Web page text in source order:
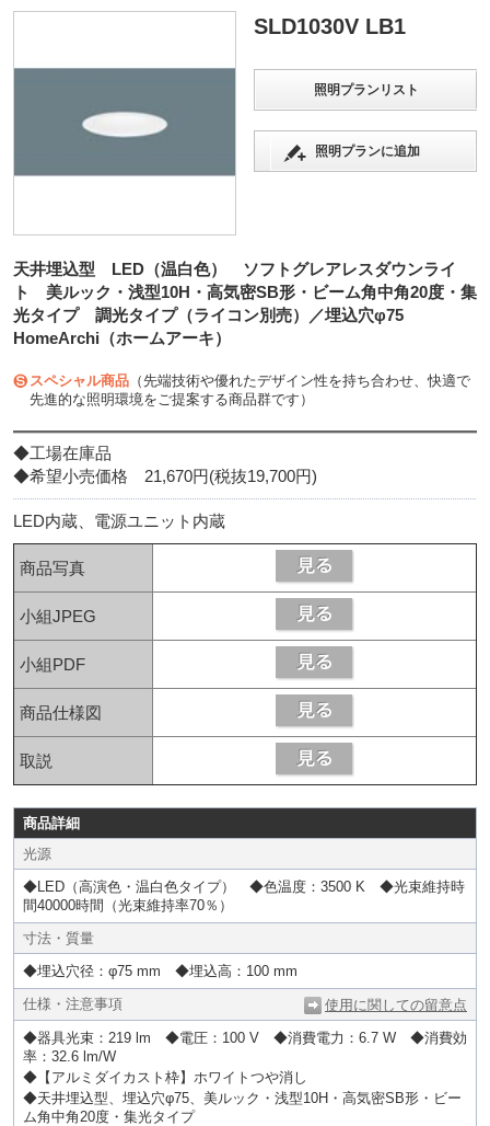
SLD1030V LB1
照明プランリスト
照明プランに追加
天井埋込型 LED（温白色） ソフトグレアレスダウンライ
ト 美ルック・浅型10H・高気密SB形・ビーム角中角20度・集
光タイプ 調光タイプ（ライコン別売）／埋込穴φ75
HomeArchi（ホームアーキ）
スペシャル商品 （先端技術や優れたデザイン性を持ち合わせ、快適で
先進的な照明環境をご提案する商品群です）
◆工場在庫品
◆希望小売価格 21,670円(税抜19,700円)
LED内蔵、電源ユニット内蔵
商品写真
小組JPEG
小組PDF
商品仕様図
取説
商品詳細
光源
◆LED（高演色・温白色タイプ） ◆色温度：3500 K ◆光束維持時
間40000時間（光束維持率70％）
寸法・質量
◆埋込穴径：φ75 mm ◆埋込高：100 mm
仕様・注意事項
使用に関しての留意点
◆器具光束：219 lm ◆電圧：100 V ◆消費電力：6.7 W ◆消費効
率：32.6 lm/W
◆【アルミダイカスト枠】ホワイトつや消し
◆天井埋込型、埋込穴φ75、美ルック・浅型10H・高気密SB形・ビー
ム角中角20度・集光タイプ